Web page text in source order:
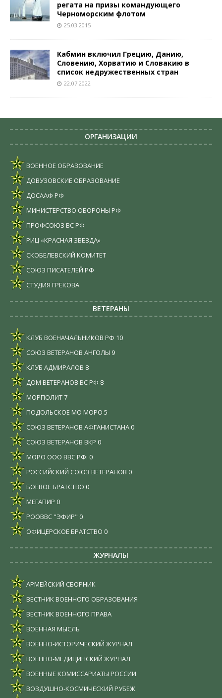
регата на призы командующего
Черноморским флотом
25.03.2015
Кабмин включил Грецию, Данию,
Словению, Хорватию и Словакию в
список недружественных стран
22.07.2022
ОРГАНИЗАЦИИ
ВОЕННОЕ ОБРАЗОВАНИЕ
ДОВУЗОВСКИЕ ОБРАЗОВАНИЕ
ДОСААФ РФ
МИНИСТЕРСТВО ОБОРОНЫ РФ
ПРОФСОЮЗ ВС РФ
РИЦ «КРАСНАЯ ЗВЕЗДА»
СКОБЕЛЕВСКИЙ КОМИТЕТ
СОЮЗ ПИСАТЕЛЕЙ РФ
СТУДИЯ ГРЕКОВА
ВЕТЕРАНЫ
КЛУБ ВОЕНАЧАЛЬНИКОВ РФ 10
СОЮЗ ВЕТЕРАНОВ АНГОЛЫ 9
КЛУБ АДМИРАЛОВ 8
ДОМ ВЕТЕРАНОВ ВС РФ 8
МОРПОЛИТ7
ПОДОЛЬСКОЕ МО МОРО 5
СОЮЗ ВЕТЕРАНОВ АФГАНИСТАНА 0
СОЮЗ ВЕТЕРАНОВ ВКР 0
МОРО ООО ВВС РФ: 0
РОССИЙСКИЙ СОЮЗ ВЕТЕРАНОВ 0
БОЕВОЕ БРАТСТВО 0
МЕГАПИР 0
РООВВС "ЭФИР" 0
ОФИЦЕРСКОЕ БРАТСТВО 0
ЖУРНАЛЫ
АРМЕЙСКИЙ СБОРНИК
ВЕСТНИК ВОЕННОГО ОБРАЗОВАНИЯ
ВЕСТНИК ВОЕННОГО ПРАВА
ВОЕННАЯ МЫСЛЬ
ВОЕННО-ИСТОРИЧЕСКИЙ ЖУРНАЛ
ВОЕННО-МЕДИЦИНСКИЙ ЖУРНАЛ
ВОЕННЫЕ КОМИССАРИАТЫ РОССИИ
ВОЗДУШНО-КОСМИЧЕСКИЙ РУБЕЖ